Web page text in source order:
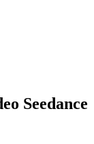
Seedance